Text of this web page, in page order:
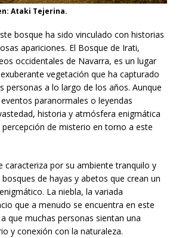
Ataki Tejerina.
bosque ha sido vinculado con historias
apariciones. El Bosque de Irati,
occidentales de Navarra, es un lugar
vegetación que ha capturado
personas a lo largo de los años. Aunque
paranormales o leyendas
historia y atmósfera enigmática
de misterio en torno a este
caracteriza por su ambiente tranquilo y
de hayas y abetos que crean un
La niebla, la variada
que a menudo se encuentra en este
que muchas personas sientan una
y conexión con la naturaleza.